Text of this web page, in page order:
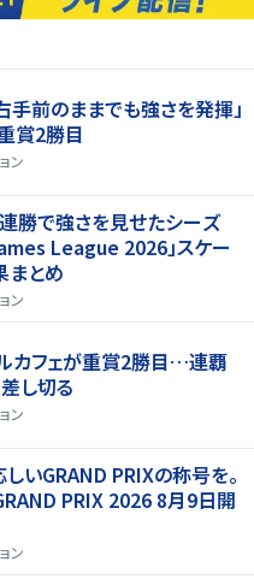
手前のままでも強さを発揮」
賞2勝目
ン
勝で強さを見せたシーズ
League 2026」スケー
まとめ
ン
ルカフェが重賞2勝目…連覇
し切る
ン
いGRAND PRIXの称号を。
PRIX 2026 8月9日開
ン